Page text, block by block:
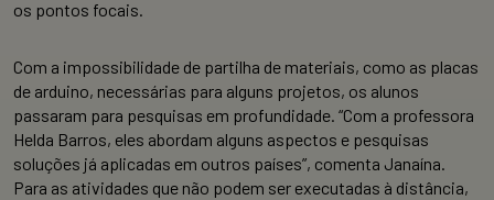
os pontos focais.
Com a impossibilidade de partilha de materiais, como as placas
de arduino, necessárias para alguns projetos, os alunos
passaram para pesquisas em profundidade. “Com a professora
Helda Barros, eles abordam alguns aspectos e pesquisas
soluções já aplicadas em outros países”, comenta Janaína.
Para as atividades que não podem ser executadas à distância,